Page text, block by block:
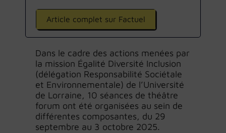
Article complet sur Factuel
Dans le cadre des actions menées par
la mission Égalité Diversité Inclusion
(délégation Responsabilité Sociétale
et Environnementale) de l’Université
de Lorraine, 10 séances de théâtre
forum ont été organisées au sein de
différentes composantes, du 29
septembre au 3 octobre 2025.